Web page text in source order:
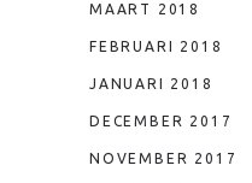
MAART 2018
FEBRUARI 2018
JANUARI 2018
DECEMBER 2017
NOVEMBER 2017